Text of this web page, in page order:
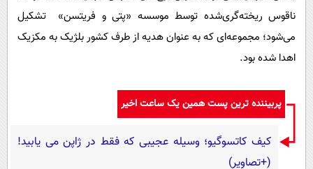
ناقوس ریخته‌گری‌شده توسط موسسه «پتی و فریتسن» تشکیل
می‌شود؛ مجموعه‌ای که به عنوان هدیه از طرف کشور بلژیک به مکزیک
اهدا شده بود.
پربیننده ترین پست همین یک ساعت اخیر
کیف کاتسوگیو؛ وسیله عجیبی که فقط در ژاپن می یابید!
(+تصاویر)